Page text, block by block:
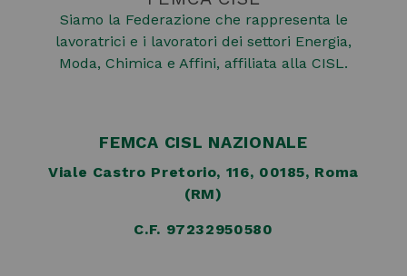
Siamo la Federazione che rappresenta le
lavoratrici e i lavoratori dei settori Energia,
Moda, Chimica e Affini, affiliata alla CISL.
FEMCA CISL NAZIONALE
Viale Castro Pretorio, 116, 00185, Roma
(RM)
C.F. 97232950580